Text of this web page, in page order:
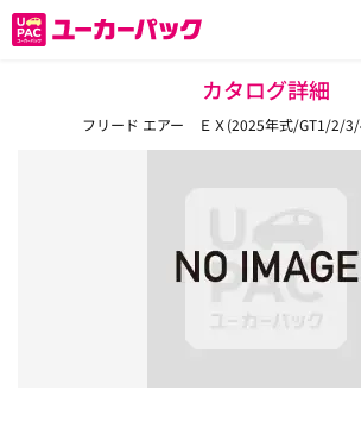
カタログ詳細
フリード エアー ＥＸ(2025年式/GT1/2/3/